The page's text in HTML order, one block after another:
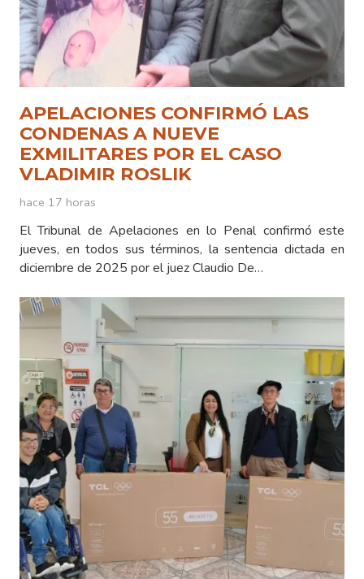
APELACIONES CONFIRMÓ LAS
CONDENAS A NUEVE
EXMILITARES POR EL CASO
VLADIMIR ROSLIK
hace 17 horas
El Tribunal de Apelaciones en lo Penal confirmó este
jueves, en todos sus términos, la sentencia dictada en
diciembre de 2025 por el juez Claudio De…